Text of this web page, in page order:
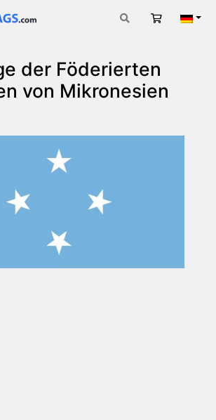
Warenkorb
der Föderierten
von Mikronesien